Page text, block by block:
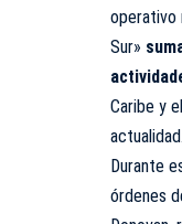
operativo
Sur»
Caribe y
actualidad.
Durante
órdenes